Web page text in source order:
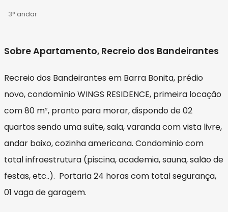
3° andar
Sobre Apartamento, Recreio dos Bandeirantes
Recreio dos Bandeirantes em Barra Bonita, prédio
novo, condomínio WINGS RESIDENCE, primeira locação
com 80 m², pronto para morar, dispondo de 02
quartos sendo uma suíte, sala, varanda com vista livre,
andar baixo, cozinha americana. Condominio com
total infraestrutura (piscina, academia, sauna, salão de
festas, etc..). Portaria 24 horas com total segurança,
01 vaga de garagem.